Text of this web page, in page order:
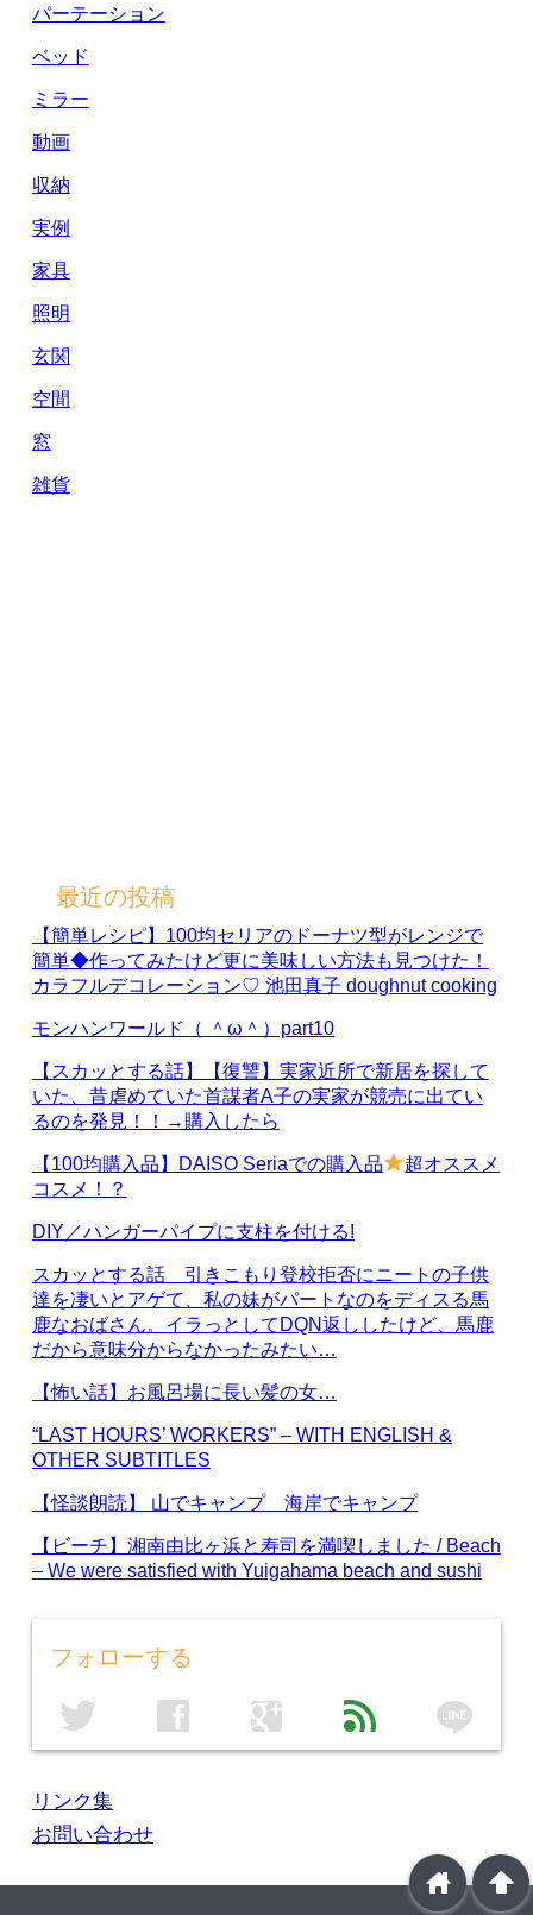
パーテーション
ベッド
ミラー
動画
収納
実例
家具
照明
玄関
空間
窓
雑貨
最近の投稿
【簡単レシピ】100均セリアのドーナツ型がレンジで
簡単◆作ってみたけど更に美味しい方法も見つけた！
カラフルデコレーション♡ 池田真子 doughnut cooking
モンハンワールド（ ＾ω＾）part10
【スカッとする話】【復讐】実家近所で新居を探して
いた、昔虐めていた首謀者A子の実家が競売に出てい
るのを発見！！→購入したら
【100均購入品】DAISO Seriaでの購入品
超オススメ
コスメ！？
DIY／ハンガーパイプに支柱を付ける!
スカッとする話 引きこもり登校拒否にニートの子供
達を凄いとアゲて、私の妹がパートなのをディスる馬
鹿なおばさん。イラっとしてDQN返ししたけど、馬鹿
だから意味分からなかったみたい…
【怖い話】お風呂場に長い髪の女…
“LAST HOURS’ WORKERS” – WITH ENGLISH &
OTHER SUBTITLES
【怪談朗読】 山でキャンプ 海岸でキャンプ
【ビーチ】湘南由比ヶ浜と寿司を満喫しました / Beach
– We were satisfied with Yuigahama beach and sushi
フォローする
twitter facebook google feed line
リンク集
お問い合わせ
arrowup
home